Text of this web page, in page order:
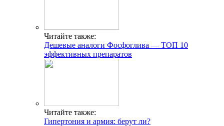
Читайте также:
Дешевые аналоги Фосфоглива — ТОП 10
эффективных препаратов
Читайте также:
Гипертония и армия: берут ли?